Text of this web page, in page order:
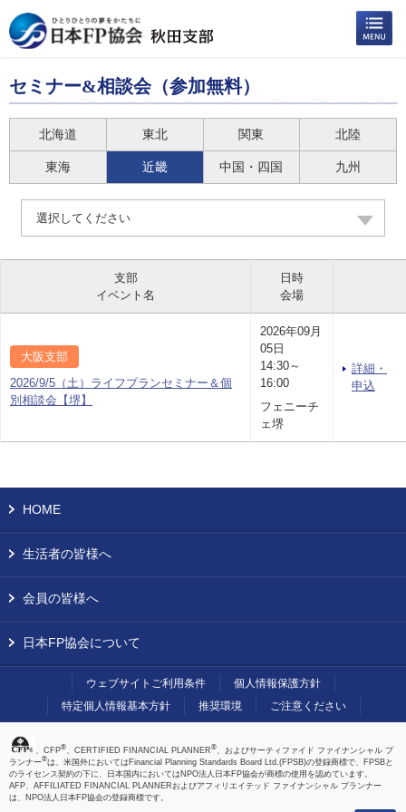
セミナー&相談会（参加無料）
北海道 東北 関東 北陸
東海 近畿 中国・四国 九州
選択してください
支部
イベント名
日時
会場
大阪支部
2026/9/5（土）ライフプランセミナー＆個
別相談会【堺】
2026年09月
05日
14:30～
16:00
フェニーチ
ェ堺
詳細・
申込
HOME
生活者の皆様へ
会員の皆様へ
日本FP協会について
ウェブサイトご利用条件
個人情報保護方針
特定個人情報基本方針
推奨環境 ご注意ください
、CFP®、CERTIFIED FINANCIAL PLANNER®、およびサーティファイド ファイナンシャル プ
ランナー®は、米国外においてはFinancial Planning Standards Board Ltd.(FPSB)の登録商標で、FPSBと
のライセンス契約の下に、日本国内においてはNPO法人日本FP協会が商標の使用を認めています。
AFP、AFFILIATED FINANCIAL PLANNERおよびアフィリエイテッド ファイナンシャル プランナー
は、NPO法人日本FP協会の登録商標です。